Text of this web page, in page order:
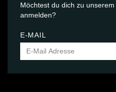
Möchtest du dich zu unserem
anmelden?
E-MAIL